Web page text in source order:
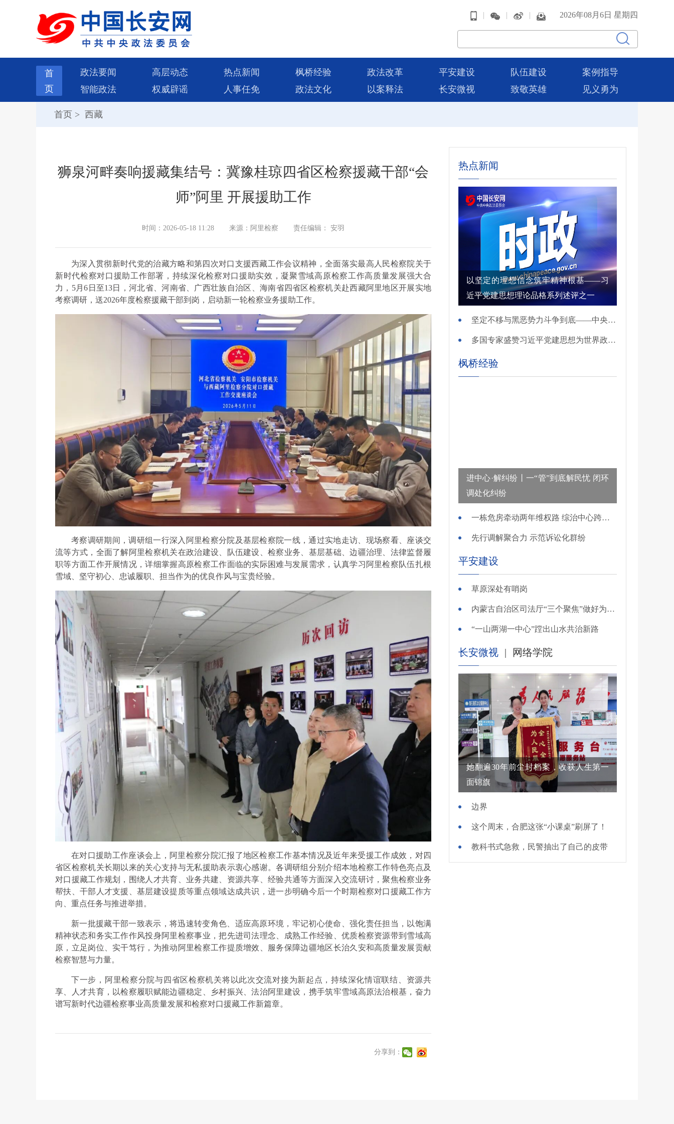
| | | 2026年08月6日 星期四
首
页
政法要闻 高层动态 热点新闻 枫桥经验 政法改革 平安建设 队伍建设
案例指导
智能政法
权威辟谣 人事任免 政法文化 以案释法 长安微视 致敬英雄 见义勇为
首页 > 西藏
狮泉河畔奏响援藏集结号：冀豫桂琼四省区检察援藏干部“会
师”阿里 开展援助工作
时间：2026-05-18 11:28 来源：阿里检察 责任编辑： 安羽
为深入贯彻新时代党的治藏方略和第四次对口支援西藏工作会议精神，全面落实最高人民检察院关于
新时代检察对口援助工作部署，持续深化检察对口援助实效，凝聚雪域高原检察工作高质量发展强大合
力，5月6日至13日，河北省、河南省、广西壮族自治区、海南省四省区检察机关赴西藏阿里地区开展实地
考察调研，送2026年度检察援藏干部到岗，启动新一轮检察业务援助工作。
考察调研期间，调研组一行深入阿里检察分院及基层检察院一线，通过实地走访、现场察看、座谈交
流等方式，全面了解阿里检察机关在政治建设、队伍建设、检察业务、基层基础、边疆治理、法律监督履
职等方面工作开展情况，详细掌握高原检察工作面临的实际困难与发展需求，认真学习阿里检察队伍扎根
雪域、坚守初心、忠诚履职、担当作为的优良作风与宝贵经验。
在对口援助工作座谈会上，阿里检察分院汇报了地区检察工作基本情况及近年来受援工作成效，对四
省区检察机关长期以来的关心支持与无私援助表示衷心感谢。各调研组分别介绍本地检察工作特色亮点及
对口援藏工作规划，围绕人才共育、业务共建、资源共享、经验共通等方面深入交流研讨，聚焦检察业务
帮扶、干部人才支援、基层建设提质等重点领域达成共识，进一步明确今后一个时期检察对口援藏工作方
向、重点任务与推进举措。
新一批援藏干部一致表示，将迅速转变角色、适应高原环境，牢记初心使命、强化责任担当，以饱满
精神状态和务实工作作风投身阿里检察事业，把先进司法理念、成熟工作经验、优质检察资源带到雪域高
原，立足岗位、实干笃行，为推动阿里检察工作提质增效、服务保障边疆地区长治久安和高质量发展贡献
检察智慧与力量。
下一步，阿里检察分院与四省区检察机关将以此次交流对接为新起点，持续深化情谊联结、资源共
享、人才共育，以检察履职赋能边疆稳定、乡村振兴、法治阿里建设，携手筑牢雪域高原法治根基，奋力
谱写新时代边疆检察事业高质量发展和检察对口援藏工作新篇章。
分享到：
热点新闻
以坚定的理想信念筑牢精神根基——习
近平党建思想理论品格系列述评之一
坚定不移与黑恶势力斗争到底——中央政法委负责同志就开展深化扫黑除恶专项斗争有关问题答记者问
多国专家盛赞习近平党建思想为世界政党建设提供重要启迪
枫桥经验
进中心·解纠纷丨一“管”到底解民忧 闭环
调处化纠纷
一栋危房牵动两年维权路 综治中心跨省寻鉴解民忧
先行调解聚合力 示范诉讼化群纷
平安建设
草原深处有哨岗
内蒙古自治区司法厅“三个聚焦”做好为民造福实事
“一山两湖一中心”蹚出山水共治新路
长安微视 | 网络学院
她翻遍30年前尘封档案，收获人生第一
面锦旗
边界
这个周末，合肥这张“小课桌”刷屏了！
教科书式急救，民警抽出了自己的皮带